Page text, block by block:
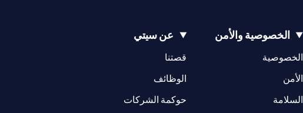
الخصوصية والأمن
الخصوصية
الأمن
السلامة
عن سيتي
قصتنا
(opens in a new tab)
الوظائف
(opens in a new tab)
حوكمة الشركات
(opens in a new tab)